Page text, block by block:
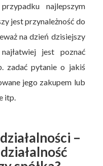
najlepszym
jest przynależność do
na dzień dzisiejszy
jest poznać
zadać pytanie o jakiś
jego zakupem lub
itp.
–